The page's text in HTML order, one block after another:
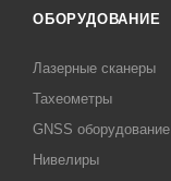
ОБОРУДОВАНИЕ
Лазерные сканеры
Тахеометры
GNSS оборудование
Нивелиры